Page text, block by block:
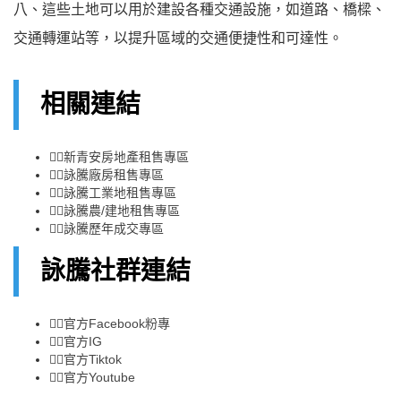
八、這些土地可以用於建設各種交通設施，如道路、橋樑、
交通轉運站等，以提升區域的交通便捷性和可達性。
相關連結
👉🏻新青安房地產租售專區
👉🏻詠騰廠房租售專區
👉🏻詠騰工業地租售專區
👉🏻詠騰農/建地租售專區
👉🏻詠騰歷年成交專區
詠騰社群連結
👉🏻官方Facebook粉專
👉🏻官方IG
👉🏻官方Tiktok
👉🏻官方Youtube